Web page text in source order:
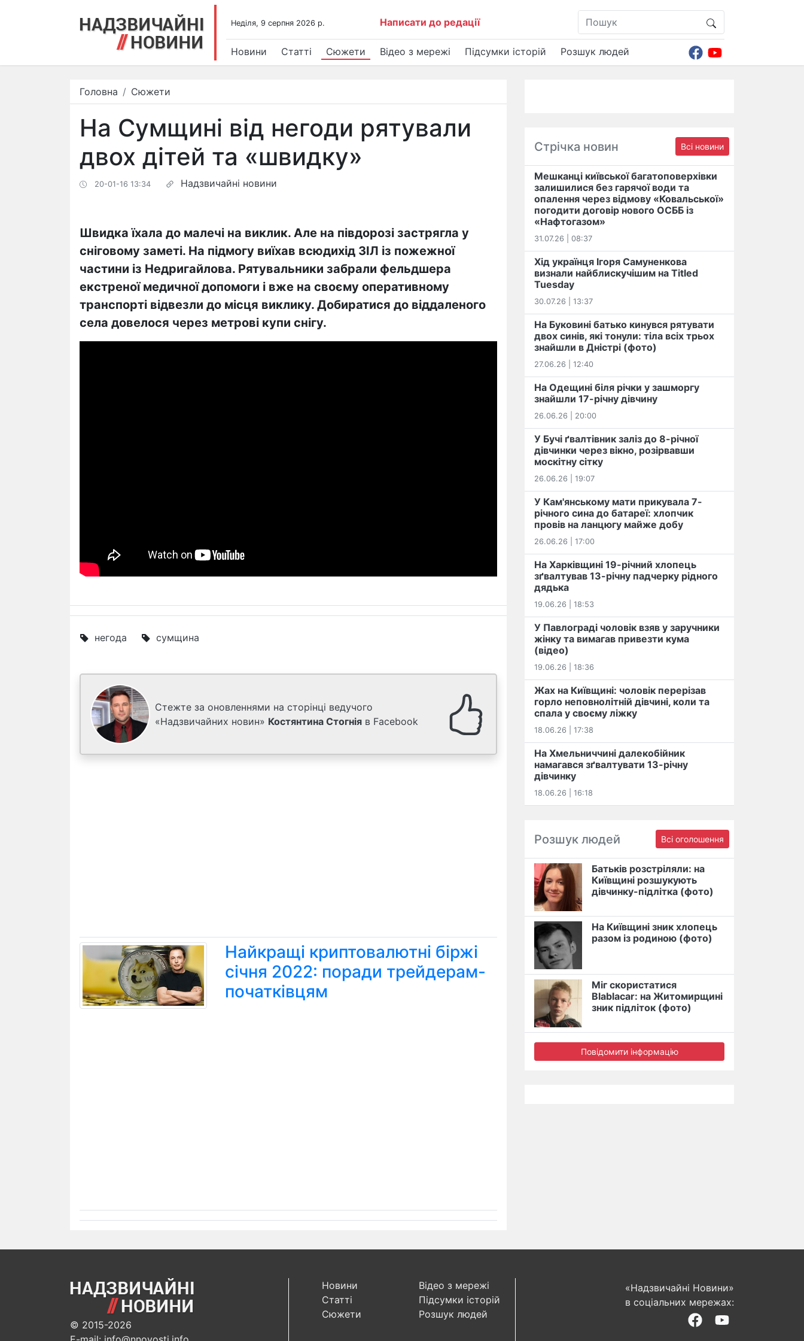
Недiля, 9 серпня 2026 р. Написати до редації
Новини Статті Сюжети Відео з мережі Підсумки історій Розшук людей
Головна Сюжети
На Сумщині від негоди рятували
двох дітей та «швидку»
20-01-16 13:34 Надзвичайні новини
Швидка їхала до малечі на виклик. Але на півдорозі застрягла у
сніговому заметі. На підмогу виїхав всюдихід ЗІЛ із пожежної
частини із Недригайлова. Рятувальники забрали фельдшера
екстреної медичної допомоги і вже на своєму оперативному
транспорті відвезли до місця виклику. Добиратися до віддаленого
села довелося через метрові купи снігу.
негода сумщина
Стежте за оновленнями на сторінці ведучого
«Надзвичайних новин» Костянтина Стогнія в Facebook
Найкращі криптовалютні біржі
січня 2022: поради трейдерам-
початківцям
Стрічка новин Всі новини
Мешканці київської багатоповерхівки
залишилися без гарячої води та
опалення через відмову «Ковальської»
погодити договір нового ОСББ із
«Нафтогазом»
31.07.26 | 08:37
Хід українця Ігоря Самуненкова
визнали найблискучішим на Titled
Tuesday
30.07.26 | 13:37
На Буковині батько кинувся рятувати
двох синів, які тонули: тіла всіх трьох
знайшли в Дністрі (фото)
27.06.26 | 12:40
На Одещині біля річки у зашморгу
знайшли 17-річну дівчину
26.06.26 | 20:00
У Бучі ґвалтівник заліз до 8-річної
дівчинки через вікно, розірвавши
москітну сітку
26.06.26 | 19:07
У Кам'янському мати прикувала 7-
річного сина до батареї: хлопчик
провів на ланцюгу майже добу
26.06.26 | 17:00
На Харківщині 19-річний хлопець​
️зґвалтував 13-річну падчерку рідного
дядька
19.06.26 | 18:53
У Павлограді чоловік взяв у заручники
жінку та вимагав привезти кума
(відео)
19.06.26 | 18:36
Жах на Київщині: чоловік перерізав
горло неповнолітній дівчині, коли та
спала у своєму ліжку
18.06.26 | 17:38
На Хмельниччині далекобійник
намагався зґвалтувати 13-річну
дівчинку
18.06.26 | 16:18
Розшук людей Всі оголошення
Батьків розстріляли: на
Київщині розшукують
дівчинку-підлітка (фото)
На Київщині зник хлопець
разом із родиною (фото)
Міг скористатися
Blablacar: на Житомирщині
зник підліток (фото)
Повідомити інформацію
© 2015-2026
Новини
Статті
Сюжети
Відео з мережі
Підсумки історій
Розшук людей
«Надзвичайні Новини»
в соціальних мережах: